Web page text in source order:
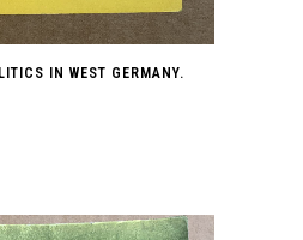
IN WEST GERMANY.